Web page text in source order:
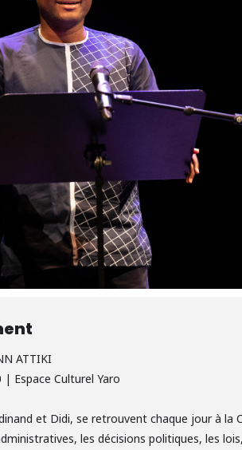
ATTIKI
Espace Culturel Yaro
et Didi, se retrouvent chaque jour à
les décisions politiques, les